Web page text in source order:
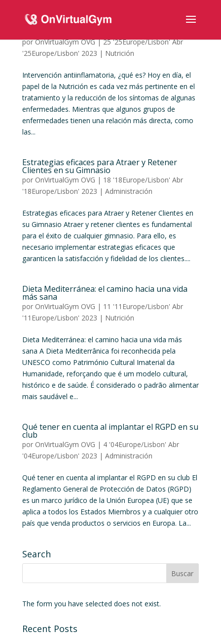
porOnVirtualGym OVG|25 '25Europe/Lisbon' Abr
'25Europe/Lisbon' 2023 | Nutrición
Intervención antiinflamatoria, ¿qué es? Hoy en día, el
papel de la Nutrición es cada vez más pertinente en el
tratamiento y la reducción de los síntomas de algunas
enfermedades. Mientras que algunos grupos de
enfermedades tienen una relación más directa, como
las...
Estrategias eficaces para Atraer y Retener
Clientes en su Gimnasio
por OnVirtualGym OVG | 18 '18Europe/Lisbon' Abr
'18Europe/Lisbon' 2023 | Administración
Estrategias eficaces para Atraer y Retener Clientes en
su Gimnasio Atraer y retener clientes es fundamental
para el éxito de cualquier gimnasio. Para ello, es
necesario implementar estrategias eficaces que
garanticen la satisfacción y fidelidad de los clientes....
Dieta Mediterránea: el camino hacia una vida
más sana
por OnVirtualGym OVG | 11 '11Europe/Lisbon' Abr
'11Europe/Lisbon' 2023 | Nutrición
Dieta Mediterránea: el camino hacia una vida más
sana A Dieta Mediterrânica foi reconhecida pela
UNESCO como Património Cultural Imaterial da
Humanidade, reforçando que é um modelo cultural,
histórico e de saúde. É considerado o padrão alimentar
mais saudável e...
Qué tener en cuenta al implantar el RGPD en su
club
por OnVirtualGym OVG | 4 '04Europe/Lisbon' Abr
'04Europe/Lisbon' 2023 | Administración
Qué tener en cuenta al implantar el RGPD en su club El
Reglamento General de Protección de Datos (RGPD)
es un marco jurídico de la Unión Europea (UE) que se
aplica a todos los Estados Miembros y a cualquier otro
país que venda productos o servicios en Europa. La...
Search
The form you have selected does not exist.
Recent Posts